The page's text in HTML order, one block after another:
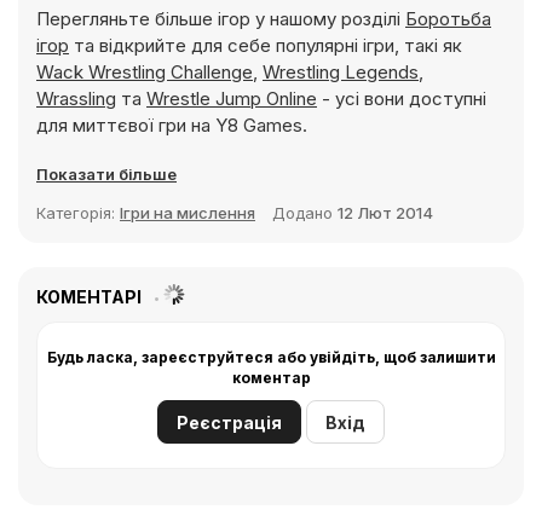
Перегляньте більше ігор у нашому розділі Боротьба
ігор та відкрийте для себе популярні ігри, такі як
Wack Wrestling Challenge, Wrestling Legends,
Wrassling та Wrestle Jump Online - усі вони доступні
для миттєвої гри на Y8 Games.
Показати більше
Категорія: Ігри на мислення Додано 12 Лют 2014
КОМЕНТАРІ
Будь ласка, зареєструйтеся або увійдіть, щоб залишити
коментар
Реєстрація Вхід